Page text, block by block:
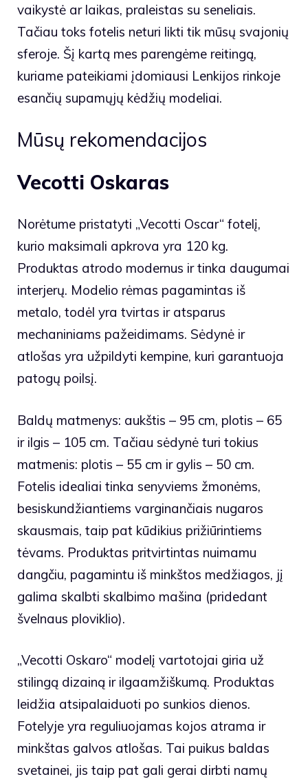
vaikystė ar laikas, praleistas su seneliais.
Tačiau toks fotelis neturi likti tik mūsų svajonių
sferoje. Šį kartą mes parengėme reitingą,
kuriame pateikiami įdomiausi Lenkijos rinkoje
esančių supamųjų kėdžių modeliai.
Mūsų rekomendacijos
Vecotti Oskaras
Norėtume pristatyti „Vecotti Oscar“ fotelį,
kurio maksimali apkrova yra 120 kg.
Produktas atrodo modernus ir tinka daugumai
interjerų. Modelio rėmas pagamintas iš
metalo, todėl yra tvirtas ir atsparus
mechaniniams pažeidimams. Sėdynė ir
atlošas yra užpildyti kempine, kuri garantuoja
patogų poilsį.
Baldų matmenys: aukštis – 95 cm, plotis – 65
ir ilgis – 105 cm. Tačiau sėdynė turi tokius
matmenis: plotis – 55 cm ir gylis – 50 cm.
Fotelis idealiai tinka senyviems žmonėms,
besiskundžiantiems varginančiais nugaros
skausmais, taip pat kūdikius prižiūrintiems
tėvams. Produktas pritvirtintas nuimamu
dangčiu, pagamintu iš minkštos medžiagos, jį
galima skalbti skalbimo mašina (pridedant
švelnaus ploviklio).
„Vecotti Oskaro“ modelį vartotojai giria už
stilingą dizainą ir ilgaamžiškumą. Produktas
leidžia atsipalaiduoti po sunkios dienos.
Fotelyje yra reguliuojamas kojos atrama ir
minkštas galvos atlošas. Tai puikus baldas
svetainei, jis taip pat gali gerai dirbti namų